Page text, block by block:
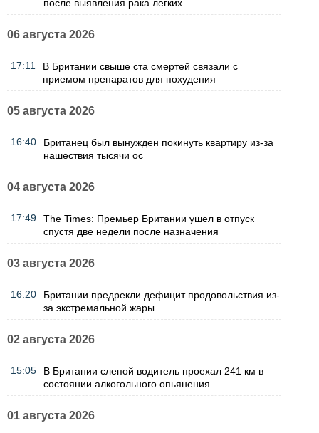
после выявления рака легких
06 августа 2026
17:11
В Британии свыше ста смертей связали с
приемом препаратов для похудения
05 августа 2026
16:40
Британец был вынужден покинуть квартиру из-за
нашествия тысячи ос
04 августа 2026
17:49
The Times: Премьер Британии ушел в отпуск
спустя две недели после назначения
03 августа 2026
16:20
Британии предрекли дефицит продовольствия из-
за экстремальной жары
02 августа 2026
15:05
В Британии слепой водитель проехал 241 км в
состоянии алкогольного опьянения
01 августа 2026